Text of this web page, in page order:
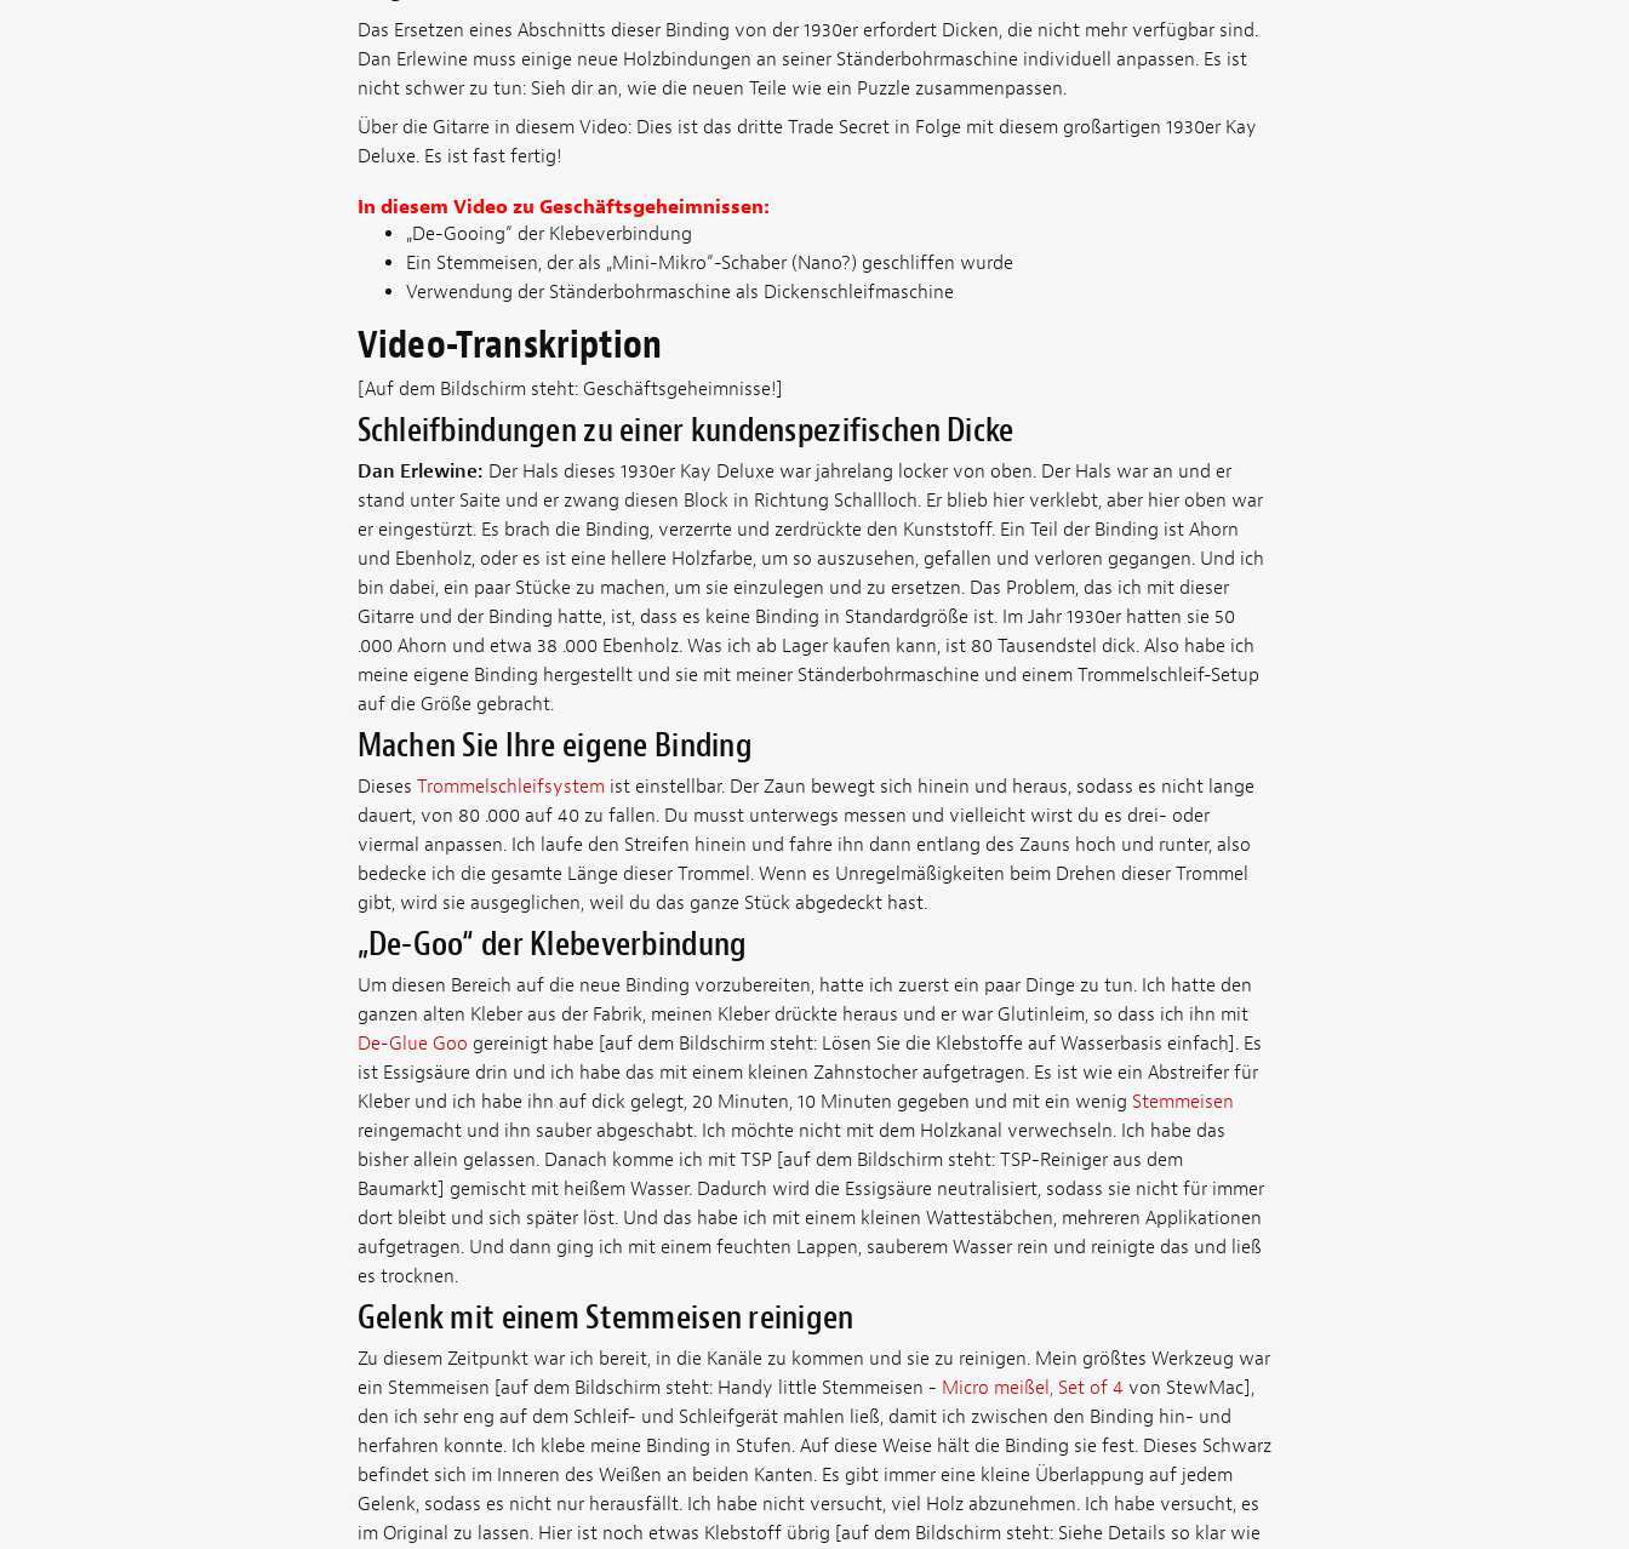
Das Ersetzen eines Abschnitts dieser Binding von der 1930er erfordert Dicken, die nicht mehr verfügbar sind.
Dan Erlewine muss einige neue Holzbindungen an seiner Ständerbohrmaschine individuell anpassen. Es ist
nicht schwer zu tun: Sieh dir an, wie die neuen Teile wie ein Puzzle zusammenpassen.
Über die Gitarre in diesem Video: Dies ist das dritte Trade Secret in Folge mit diesem großartigen 1930er Kay
Deluxe. Es ist fast fertig!
In diesem Video zu Geschäftsgeheimnissen:
„De-Gooing“ der Klebeverbindung
Ein Stemmeisen, der als „Mini-Mikro“-Schaber (Nano?) geschliffen wurde
Verwendung der Ständerbohrmaschine als Dickenschleifmaschine
Video-Transkription
[Auf dem Bildschirm steht: Geschäftsgeheimnisse!]
Schleifbindungen zu einer kundenspezifischen Dicke
Dan Erlewine: Der Hals dieses 1930er Kay Deluxe war jahrelang locker von oben. Der Hals war an und er
stand unter Saite und er zwang diesen Block in Richtung Schallloch. Er blieb hier verklebt, aber hier oben war
er eingestürzt. Es brach die Binding, verzerrte und zerdrückte den Kunststoff. Ein Teil der Binding ist Ahorn
und Ebenholz, oder es ist eine hellere Holzfarbe, um so auszusehen, gefallen und verloren gegangen. Und ich
bin dabei, ein paar Stücke zu machen, um sie einzulegen und zu ersetzen. Das Problem, das ich mit dieser
Gitarre und der Binding hatte, ist, dass es keine Binding in Standardgröße ist. Im Jahr 1930er hatten sie 50
.000 Ahorn und etwa 38 .000 Ebenholz. Was ich ab Lager kaufen kann, ist 80 Tausendstel dick. Also habe ich
meine eigene Binding hergestellt und sie mit meiner Ständerbohrmaschine und einem Trommelschleif-Setup
auf die Größe gebracht.
Machen Sie Ihre eigene Binding
Dieses Trommelschleifsystemist einstellbar. Der Zaun bewegt sich hinein und heraus, sodass es nicht lange
dauert, von 80 .000 auf 40 zu fallen. Du musst unterwegs messen und vielleicht wirst du es drei- oder
viermal anpassen. Ich laufe den Streifen hinein und fahre ihn dann entlang des Zauns hoch und runter, also
bedecke ich die gesamte Länge dieser Trommel. Wenn es Unregelmäßigkeiten beim Drehen dieser Trommel
gibt, wird sie ausgeglichen, weil du das ganze Stück abgedeckt hast.
„De-Goo“ der Klebeverbindung
Um diesen Bereich auf die neue Binding vorzubereiten, hatte ich zuerst ein paar Dinge zu tun. Ich hatte den
ganzen alten Kleber aus der Fabrik, meinen Kleber drückte heraus und er war Glutinleim, so dass ich ihn mit
De-Glue Goo gereinigt habe [auf dem Bildschirm steht: Lösen Sie die Klebstoffe auf Wasserbasis einfach]. Es
ist Essigsäure drin und ich habe das mit einem kleinen Zahnstocher aufgetragen. Es ist wie ein Abstreifer für
Kleber und ich habe ihn auf dick gelegt, 20 Minuten, 10 Minuten gegeben und mit ein wenig Stemmeisen
reingemacht und ihn sauber abgeschabt. Ich möchte nicht mit dem Holzkanal verwechseln. Ich habe das
bisher allein gelassen. Danach komme ich mit TSP [auf dem Bildschirm steht: TSP-Reiniger aus dem
Baumarkt] gemischt mit heißem Wasser. Dadurch wird die Essigsäure neutralisiert, sodass sie nicht für immer
dort bleibt und sich später löst. Und das habe ich mit einem kleinen Wattestäbchen, mehreren Applikationen
aufgetragen. Und dann ging ich mit einem feuchten Lappen, sauberem Wasser rein und reinigte das und ließ
es trocknen.
Gelenk mit einem Stemmeisen reinigen
Zu diesem Zeitpunkt war ich bereit, in die Kanäle zu kommen und sie zu reinigen. Mein größtes Werkzeug war
ein Stemmeisen [auf dem Bildschirm steht: Handy little Stemmeisen - Micro meißel, Set of 4 von StewMac],
den ich sehr eng auf dem Schleif- und Schleifgerät mahlen ließ, damit ich zwischen den Binding hin- und
herfahren konnte. Ich klebe meine Binding in Stufen. Auf diese Weise hält die Binding sie fest. Dieses Schwarz
befindet sich im Inneren des Weißen an beiden Kanten. Es gibt immer eine kleine Überlappung auf jedem
Gelenk, sodass es nicht nur herausfällt. Ich habe nicht versucht, viel Holz abzunehmen. Ich habe versucht, es
im Original zu lassen. Hier ist noch etwas Klebstoff übrig [auf dem Bildschirm steht: Siehe Details so klar wie